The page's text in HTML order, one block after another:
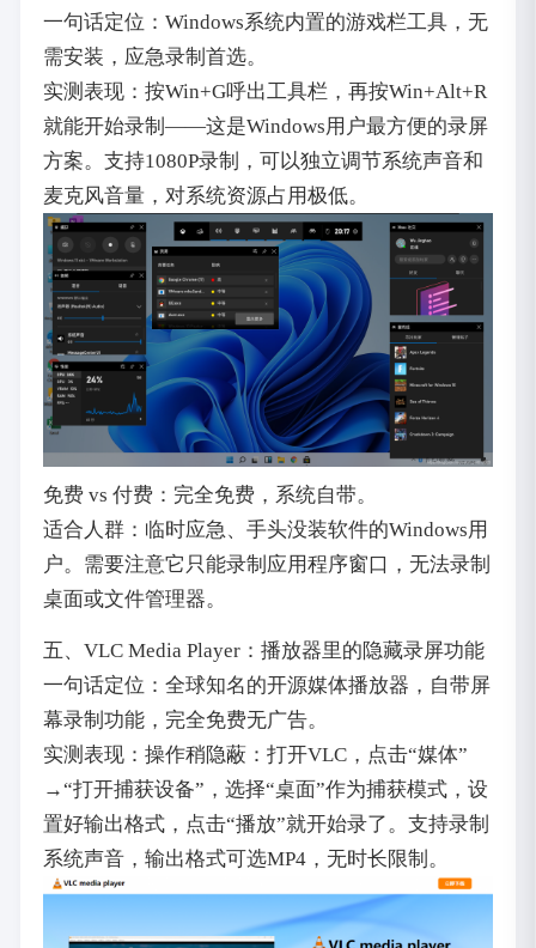
一句话定位：Windows系统内置的游戏栏工具，无
需安装，应急录制首选。
实测表现：按Win+G呼出工具栏，再按Win+Alt+R
就能开始录制——这是Windows用户最方便的录屏
方案。支持1080P录制，可以独立调节系统声音和
麦克风音量，对系统资源占用极低。
免费 vs 付费：完全免费，系统自带。
适合人群：临时应急、手头没装软件的Windows用
户。需要注意它只能录制应用程序窗口，无法录制
桌面或文件管理器。
五、VLC Media Player：播放器里的隐藏录屏功能
一句话定位：全球知名的开源媒体播放器，自带屏
幕录制功能，完全免费无广告。
实测表现：操作稍隐蔽：打开VLC，点击“媒体”
→“打开捕获设备”，选择“桌面”作为捕获模式，设
置好输出格式，点击“播放”就开始录了。支持录制
系统声音，输出格式可选MP4，无时长限制。